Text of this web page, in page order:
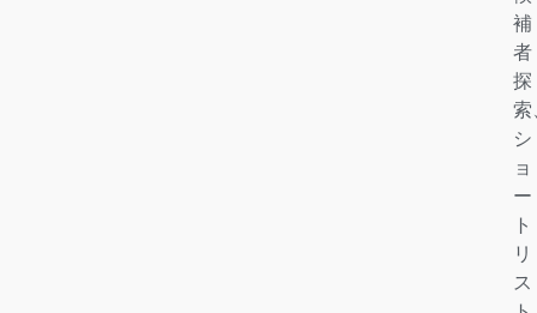
補
者
探
索
シ
ョ
ー
ト
リ
ス